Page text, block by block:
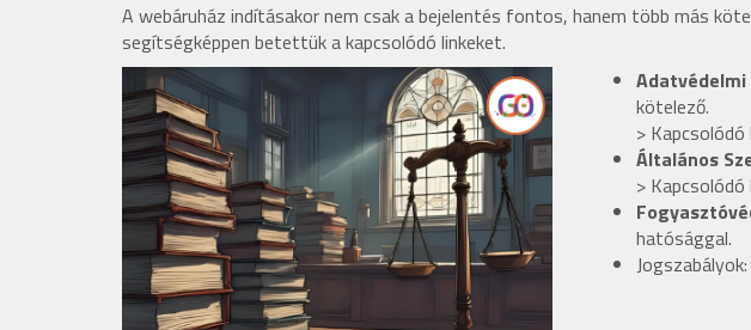
A webáruház indításakor nem csak a bejelentés fontos, hanem több más
segítségképpen betettük a kapcsolódó linkeket.
Adatvédelmi
kötelező.
> Kapcsolódó
Általános
> Kapcsolódó
hatósággal.